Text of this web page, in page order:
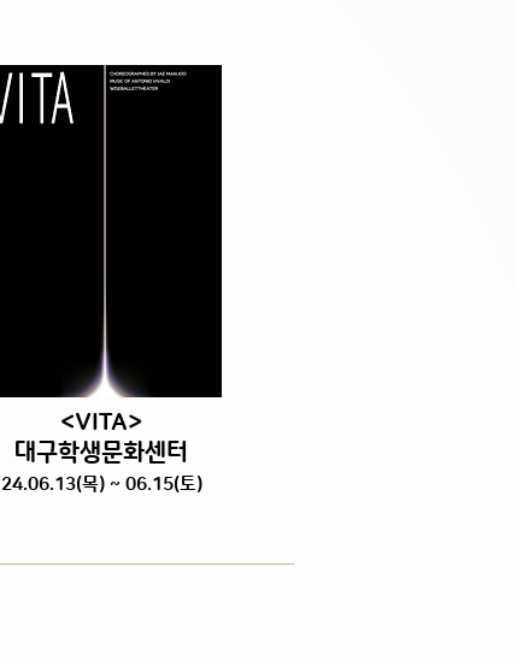
<VITA>
대구학생문화센터
24.06.13(목) ~ 06.15(토)